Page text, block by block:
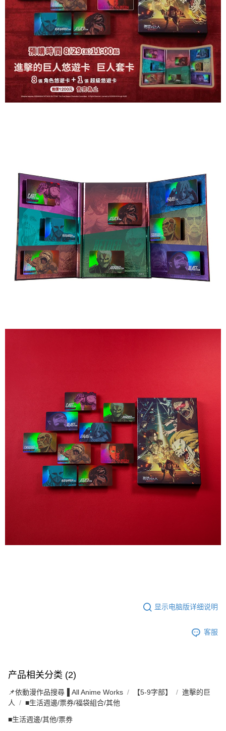
显示电脑版详细说明
客服
产品相关分类 (2)
📌依動漫作品搜尋▐ All Anime Works 【5-9字部】
進擊的巨
人
■生活週邊/票券/福袋組合/其他
■生活週邊/其他/票券